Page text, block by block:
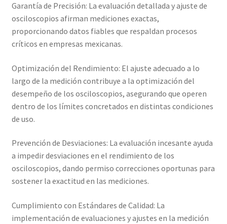
Productos calibrados con certificado de Calibración
Servicios de calibración eléctrica
Sobre Nosotros – Elekmed México
Soporte
Tienda
Trayectoria de Elekmed México
Visión de Elekmed México
Garantía de Precisión: La evaluación detallada y ajuste de
osciloscopios afirman mediciones exactas,
proporcionando datos fiables que respaldan procesos
críticos en empresas mexicanas.
Optimización del Rendimiento: El ajuste adecuado a lo
largo de la medición contribuye a la optimización del
desempeño de los osciloscopios, asegurando que operen
dentro de los límites concretados en distintas condiciones
de uso.
Prevención de Desviaciones: La evaluación incesante ayuda
a impedir desviaciones en el rendimiento de los
osciloscopios, dando permiso correcciones oportunas para
sostener la exactitud en las mediciones.
Cumplimiento con Estándares de Calidad: La
implementación de evaluaciones y ajustes en la medición